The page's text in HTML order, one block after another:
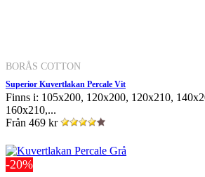
BORÅS COTTON
Superior Kuvertlakan Percale Vit
Finns i: 105x200, 120x200, 120x210,
160x210,...
Från 469 kr
-20%